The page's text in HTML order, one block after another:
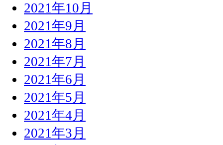
2021年10月
2021年9月
2021年8月
2021年7月
2021年6月
2021年5月
2021年4月
2021年3月